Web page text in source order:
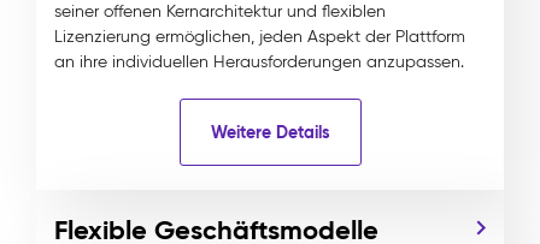
seiner offenen Kernarchitektur und flexiblen
Lizenzierung ermöglichen, jeden Aspekt der Plattform
an ihre individuellen Herausforderungen anzupassen.
Weitere Details
Flexible Geschäftsmodelle